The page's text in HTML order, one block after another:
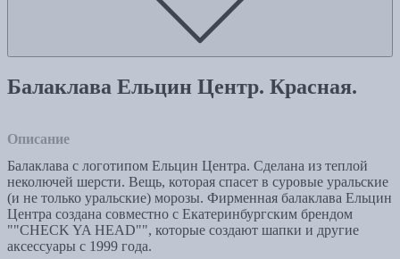
Балаклава Ельцин Центр. Красная.
Описание
Балаклава с логотипом Ельцин Центра. Сделана из теплой
неколючей шерсти. Вещь, которая спасет в суровые уральские
(и не только уральские) морозы. Фирменная балаклава Ельцин
Центра создана совместно с Екатеринбургским брендом
""CHECK YA HEAD"", которые создают шапки и другие
аксессуары с 1999 года.